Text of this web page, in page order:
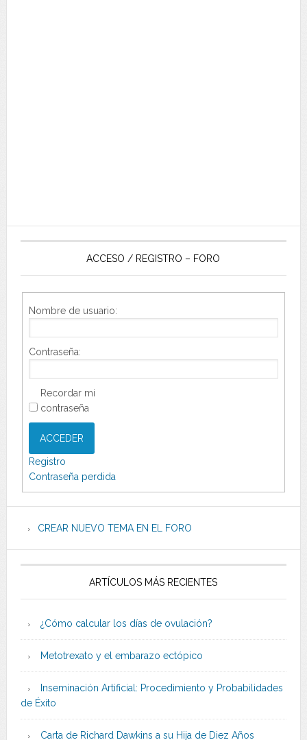
ACCESO / REGISTRO – FORO
Nombre de usuario:
Contraseña:
Recordar mi
contraseña
ACCEDER
Registro
Contraseña perdida
CREAR NUEVO TEMA EN EL FORO
ARTÍCULOS MÁS RECIENTES
¿Cómo calcular los días de ovulación?
Metotrexato y el embarazo ectópico
Inseminación Artificial: Procedimiento y Probabilidades
de Éxito
Carta de Richard Dawkins a su Hija de Diez Años